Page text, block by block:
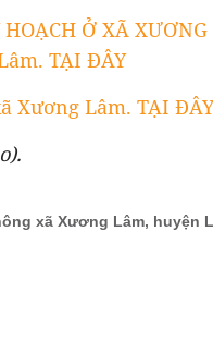
Ở XÃ
TẠI ĐÂY
Xương Lâm. TẠI ĐÂY